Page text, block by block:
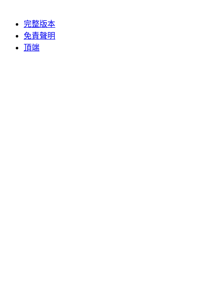
完整版本
免責聲明
頂端